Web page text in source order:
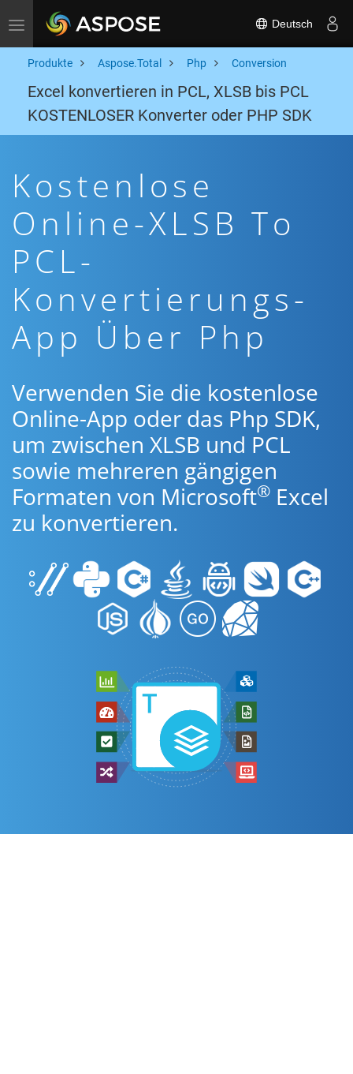
Toggle navigation Deutsch
Produkte Aspose.Total Php Conversion
Excel konvertieren in PCL, XLSB bis PCL
KOSTENLOSER Konverter oder PHP SDK
Kostenlose
Online-XLSB To
PCL-
Konvertierungs-
App Über Php
Verwenden Sie die kostenlose
Online-App oder das Php SDK,
um zwischen XLSB und PCL
sowie mehreren gängigen
Formaten von Microsoft® Excel
zu konvertieren.